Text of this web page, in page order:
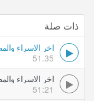
ذات صلة
51.35
51:21